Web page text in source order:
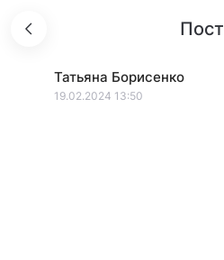
Пост
Татьяна Борисенко
19.02.2024 13:50